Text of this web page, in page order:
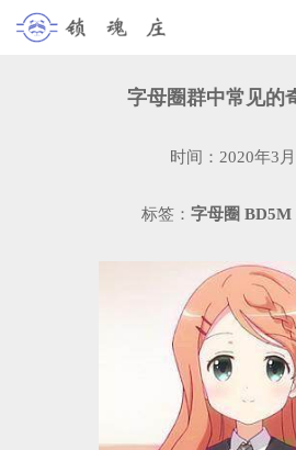
字母圈群中常见的
时间：2020年3月
标签： 字母圈 BD5M